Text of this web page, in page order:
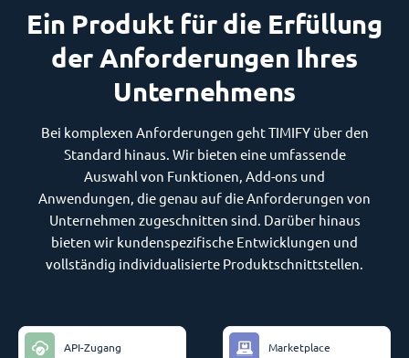
Ein Produkt für die Erfüllung
der Anforderungen Ihres
Unternehmens
Bei komplexen Anforderungen geht TIMIFY über den
Standard hinaus. Wir bieten eine umfassende
Auswahl von Funktionen, Add-ons und
Anwendungen, die genau auf die Anforderungen von
Unternehmen zugeschnitten sind. Darüber hinaus
bieten wir kundenspezifische Entwicklungen und
vollständig individualisierte Produktschnittstellen.
API-Zugang Marketplace